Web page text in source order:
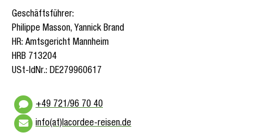
Geschäftsführer:
Philippe Masson, Yannick Brand
HR: Amtsgericht Mannheim
HRB 713204
USt-IdNr.: DE279960617
+49 721/96 70 40
info(at)lacordee-reisen.de